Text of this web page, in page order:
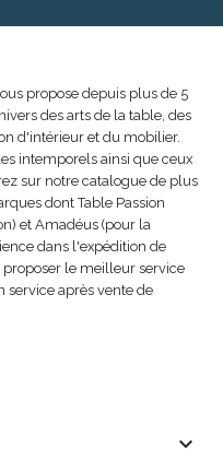
propose depuis plus de 5
des arts de la table, des
d'intérieur et du mobilier.
intemporels ainsi que ceux
sur notre catalogue de plus
dont Table Passion
et Amadéus (pour la
dans l'expédition de
le meilleur service
après vente de
